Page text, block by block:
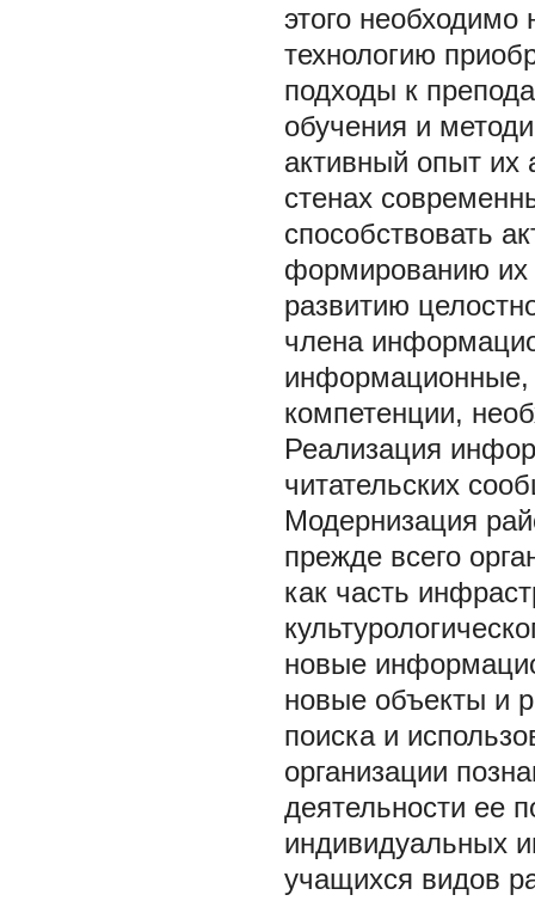
этого необходимо
технологию
подходы к
обучения и
активный опыт их
стенах
способствовать
формированию их
развитию
члена
информационные,
компетенции,
Реализация
читательских
Модернизация
прежде всего
как часть
новые
новые объекты и
поиска и
организации
деятельности ее
индивидуальных
учащихся видов